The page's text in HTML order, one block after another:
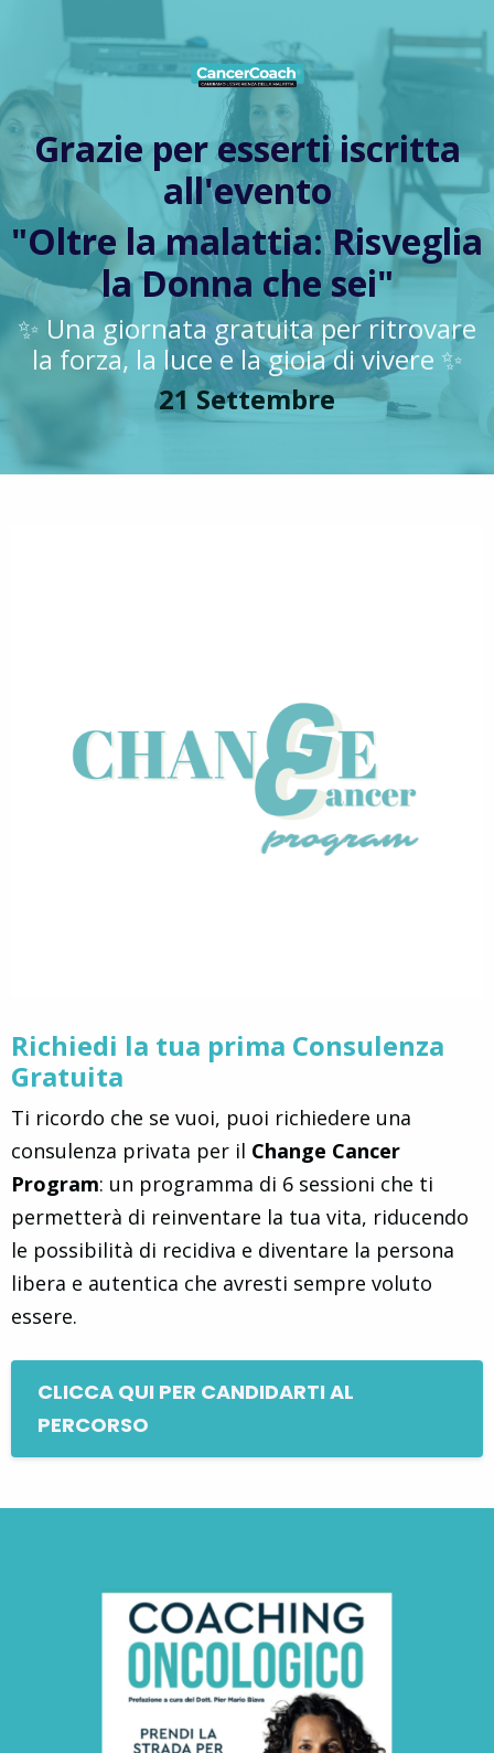
Grazie per esserti iscritta
all'evento
"Oltre la malattia: Risveglia
la Donna che sei"
✨ Una giornata gratuita per ritrovare
la forza, la luce e la gioia di vivere ✨
21 Settembre
Richiedi la tua prima Consulenza
Gratuita
Ti ricordo che se vuoi, puoi richiedere una
consulenza privata per il Change Cancer
Program: un programma di 6 sessioni che ti
permetterà di reinventare la tua vita, riducendo
le possibilità di recidiva e diventare la persona
libera e autentica che avresti sempre voluto
essere.
CLICCA QUI PER CANDIDARTI AL
PERCORSO